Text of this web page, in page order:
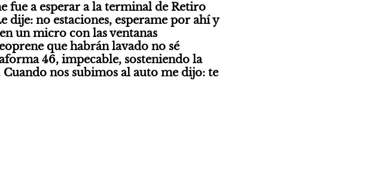
a esperar a la terminal de Retiro
no estaciones, esperame por ahí y
un micro con las ventanas
que habrán lavado no sé
46, impecable, sosteniendo la
nos subimos al auto me dijo: te